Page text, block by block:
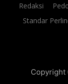
Redaksi
Standar
Copyright